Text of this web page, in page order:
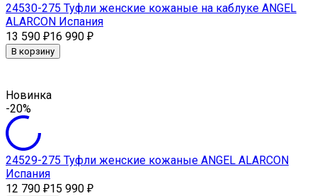
24530-275 Туфли женские кожаные на каблуке ANGEL
ALARCON Испания
13 590 ₽16 990 ₽
В корзину
Новинка
-20%
24529-275 Туфли женские кожаные ANGEL ALARCON
Испания
12 790 ₽15 990 ₽